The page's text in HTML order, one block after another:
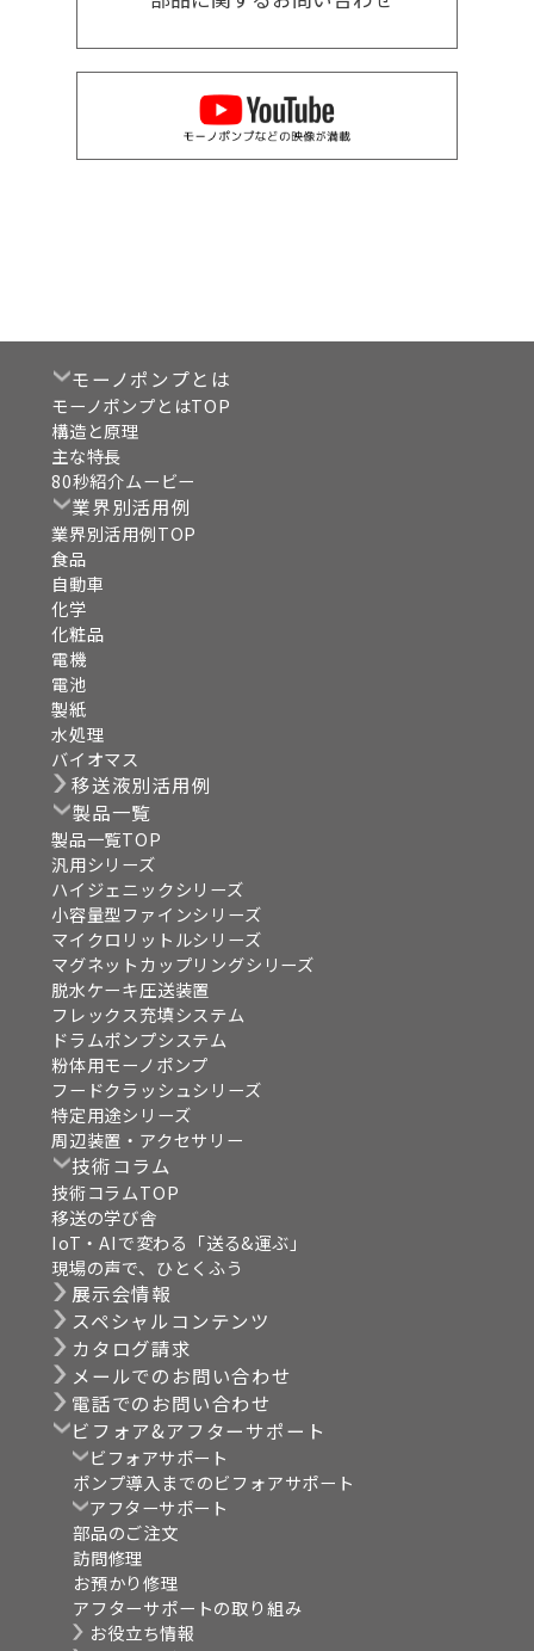
モーノポンプとは
モーノポンプとはTOP
構造と原理
主な特長
80秒紹介ムービー
業界別活用例
業界別活用例TOP
食品
自動車
化学
化粧品
電機
電池
製紙
水処理
バイオマス
移送液別活用例
製品一覧
製品一覧TOP
汎用シリーズ
ハイジェニックシリーズ
小容量型ファインシリーズ
マイクロリットルシリーズ
マグネットカップリングシリーズ
脱水ケーキ圧送装置
フレックス充填システム
ドラムポンプシステム
粉体用モーノポンプ
フードクラッシュシリーズ
特定用途シリーズ
周辺装置・アクセサリー
技術コラム
技術コラムTOP
移送の学び舎
IoT・AIで変わる「送る&運ぶ」
現場の声で、ひとくふう
展示会情報
スペシャルコンテンツ
カタログ請求
メールでのお問い合わせ
電話でのお問い合わせ
ビフォア&アフターサポート
ビフォアサポート
ポンプ導入までのビフォアサポート
アフターサポート
部品のご注文
訪問修理
お預かり修理
アフターサポートの取り組み
お役立ち情報